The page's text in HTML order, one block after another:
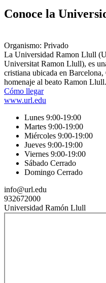
Conoce la
Organismo: Privado
La Universidad Ramon Llull
Universitat Ramon Llull), es
cristiana ubicada en
homenaje al beato Ramon Llull.
Cómo llegar
www.url.edu
Lunes 9:00-19:00
Martes 9:00-19:00
Miércoles 9:00-19:00
Jueves 9:00-19:00
Viernes 9:00-19:00
Sábado Cerrado
Domingo Cerrado
info@url.edu
932672000
Universidad Ramón Llull